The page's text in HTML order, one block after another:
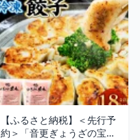
28000円 6000円 ～ 2万
8000円
【ふるさと納税】＜先行予
約＞「音更ぎょうざの宝